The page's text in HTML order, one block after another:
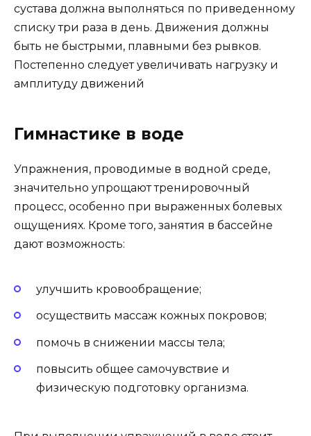
сустава должна выполняться по приведенному
списку три раза в день. Движения должны
быть не быстрыми, плавными без рывков.
Постепенно следует увеличивать нагрузку и
амплитуду движений
Гимнастике в воде
Упражнения, проводимые в водной среде,
значительно упрощают тренировочный
процесс, особенно при выраженных болевых
ощущениях. Кроме того, занятия в бассейне
дают возможность:
улучшить кровообращение;
осуществить массаж кожных покровов;
помочь в снижении массы тела;
повысить общее самочувствие и
физическую подготовку организма.